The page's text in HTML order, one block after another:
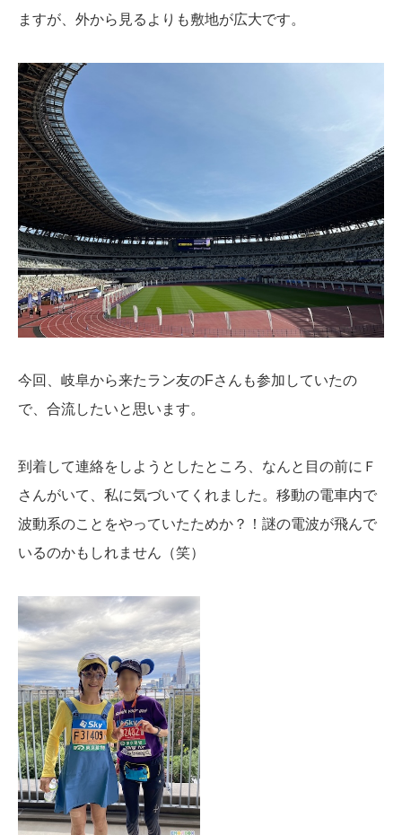
ますが、外から見るよりも敷地が広大です。
今回、岐阜から来たラン友のFさんも参加していたの
で、合流したいと思います。
到着して連絡をしようとしたところ、なんと目の前にＦ
さんがいて、私に気づいてくれました。移動の電車内で
波動系のことをやっていたためか？！謎の電波が飛んで
いるのかもしれません（笑）